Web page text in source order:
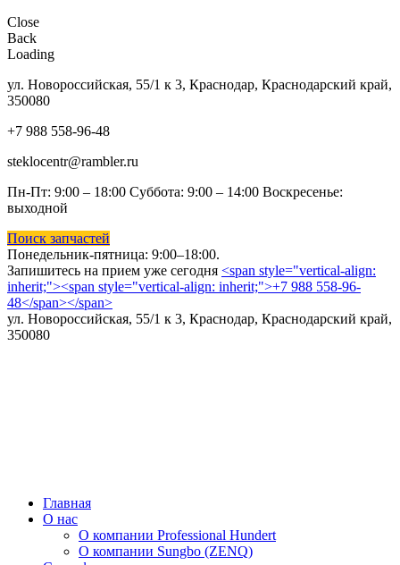
Close
Back
Loading
ул. Новороссийская, 55/1 к 3, Краснодар, Краснодарский край,
350080
+7 988 558-96-48
steklocentr@rambler.ru
Пн-Пт: 9:00 – 18:00 Суббота: 9:00 – 14:00 Воскресенье:
выходной
Поиск запчастей
Понедельник-пятница: 9:00–18:00.
Запишитесь на прием уже сегодня <span style="vertical-align:
inherit;"><span style="vertical-align: inherit;">+7 988 558-96-
48</span></span>
ул. Новороссийская, 55/1 к 3, Краснодар, Краснодарский край,
350080
Главная
О нас
О компании Professional Hundert
О компании Sungbo (ZENQ)